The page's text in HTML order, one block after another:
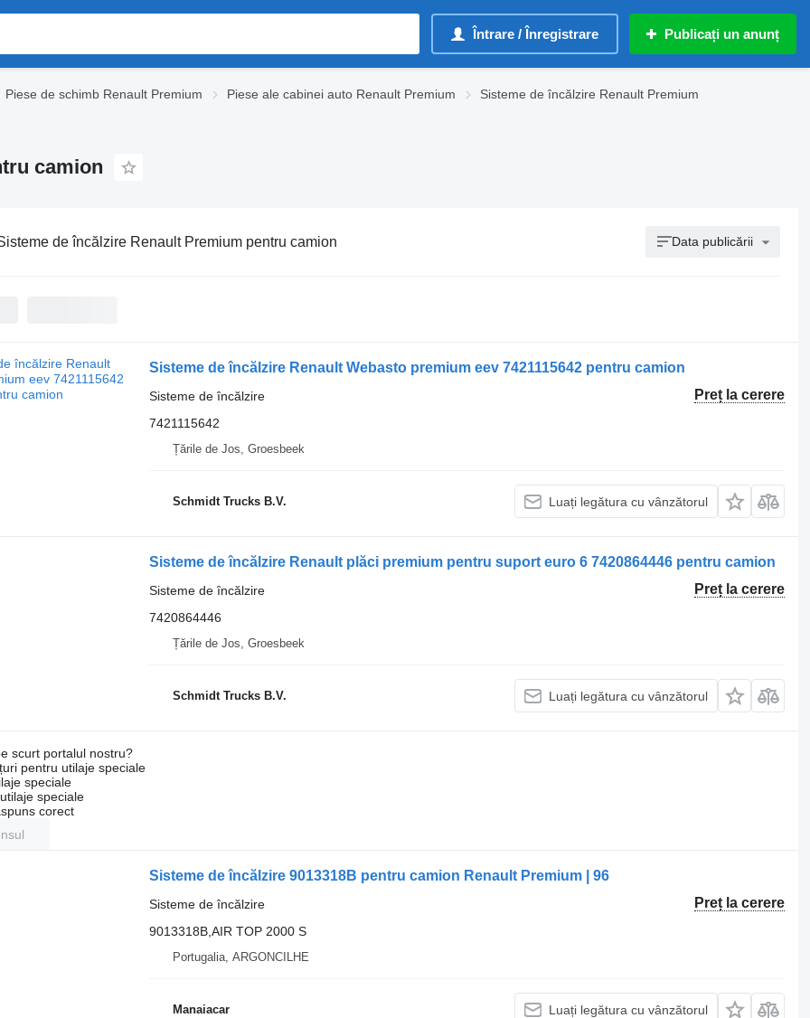
Întrare / Înregistrare Publicați un anunț
Piese de schimb Renault Premium Piese ale cabinei auto Renault Premium
Sisteme de încălzire Renault Premium
camion
de încălzire Renault Premium pentru camion Data publicării
Sisteme de încălzire Renault Webasto premium eev 7421115642 pentru camion
Preț la cerere
Sisteme de încălzire
7421115642
Țările de Jos, Groesbeek
Schmidt Trucks B.V. Luați legătura cu vânzătorul
Sisteme de încălzire Renault plăci premium pentru suport euro 6 7420864446 pentru camion
Preț la cerere
Sisteme de încălzire
7420864446
Țările de Jos, Groesbeek
Schmidt Trucks B.V. Luați legătura cu vânzătorul
scurt portalul nostru?
pentru utilaje speciale
speciale
speciale
corect
Sisteme de încălzire 9013318B pentru camion Renault Premium | 96
Preț la cerere
Sisteme de încălzire
9013318B,AIR TOP 2000 S
Portugalia, ARGONCILHE
Manaiacar Luați legătura cu vânzătorul